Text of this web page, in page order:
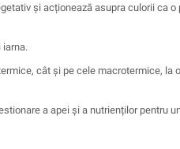
și acționează asupra culorii ca o
cât și pe cele macrotermice, la
a apei și a nutrienților pentru